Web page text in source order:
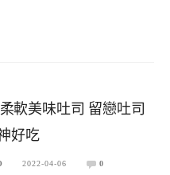
軟美味吐司 留戀吐司
好吃
2022-04-06 0